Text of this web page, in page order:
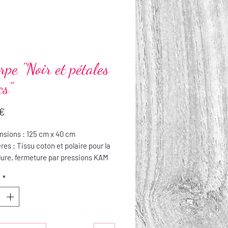
"Noir et pétales
: 125 cm x 40 cm
: Tissu coton et polaire pour la
fermeture par pressions KAM
repassable
*